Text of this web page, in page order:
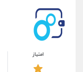
امتیاز